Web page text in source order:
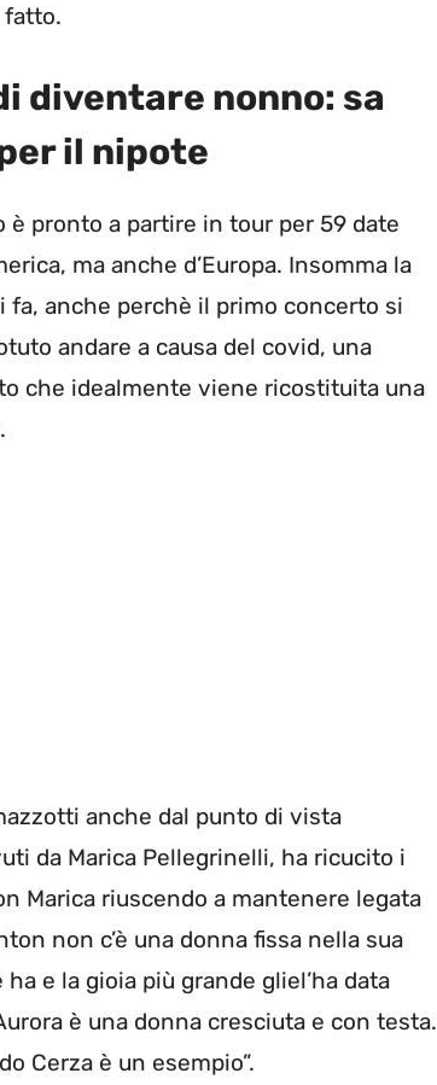
fatto.
diventare nonno: sa
il nipote
è pronto a partire in tour per 59 date
ma anche d’Europa. Insomma la
fa, anche perchè il primo concerto si
andare a causa del covid, una
che idealmente viene ricostituita una
anche dal punto di vista
da Marica Pellegrinelli, ha ricucito i
Marica riuscendo a mantenere legata
non c’è una donna fissa nella sua
e la gioia più grande gliel’ha data
è una donna cresciuta e con testa.
Cerza è un esempio”.